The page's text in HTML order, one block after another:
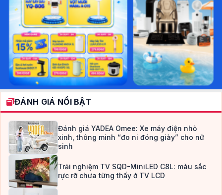
ĐÁNH GIÁ NỔI BẬT
Đánh giá YADEA Omee: Xe máy điện nhỏ
xinh, thông minh “đo ni đóng giày” cho nữ
sinh
Trải nghiệm TV SQD-MiniLED C8L: màu sắc
rực rỡ chưa từng thấy ở TV LCD